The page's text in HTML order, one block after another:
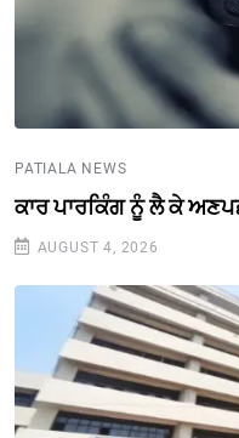
PATIALA NEWS
ਕਾਰ ਪਾਰਕਿੰਗ ਨੂੰ ਲੈ ਕੇ
AUGUST 4, 2026